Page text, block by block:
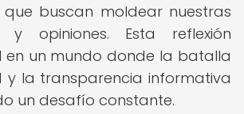
buscan moldear nuestras
y opiniones. Esta reflexión
en un mundo donde la batalla
la transparencia informativa
un desafío constante.